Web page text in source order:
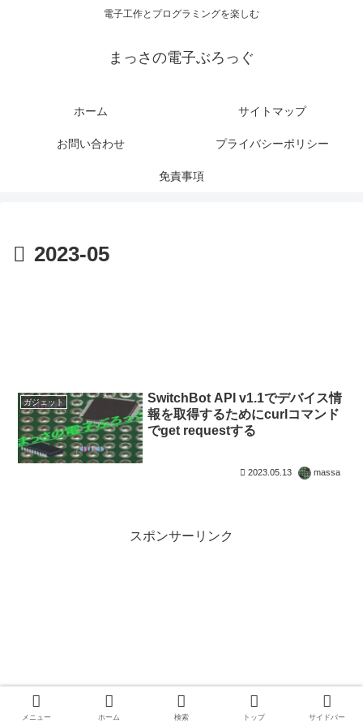
電子工作とプログラミングを楽しむ
まっさの電子ぶろっぐ
ホーム サイトマップ
お問い合わせ プライバシーポリシー
免責事項
2023-05
ガジェット
SwitchBot API v1.1でデバイス情
報を取得するためにcurlコマンド
でget requestする
2023.05.13 massa
スポンサーリンク
メニュー ホーム 検索 トップ サイドバー